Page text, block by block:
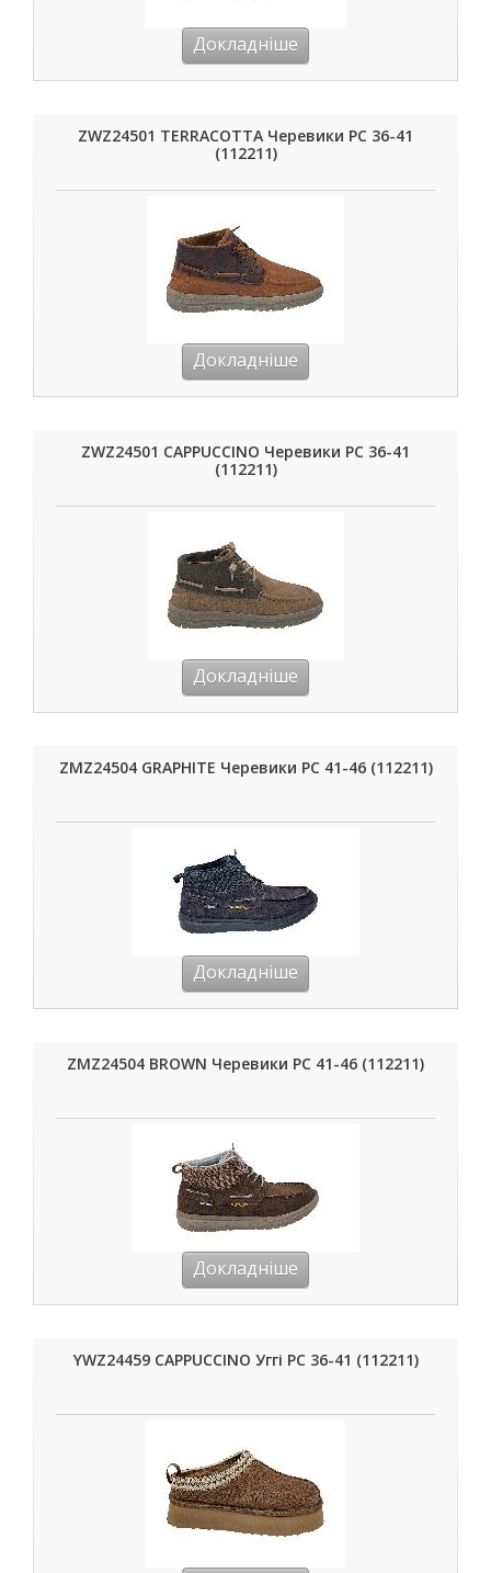
Докладніше
ZWZ24501 TERRACOTTA Черевики РС 36-41
(112211)
Докладніше
ZWZ24501 CAPPUCCINO Черевики РС 36-41
(112211)
Докладніше
ZMZ24504 GRAPHITE Черевики РС 41-46 (112211)
Докладніше
ZMZ24504 BROWN Черевики РС 41-46 (112211)
Докладніше
YWZ24459 CAPPUCCINO Уггі РС 36-41 (112211)